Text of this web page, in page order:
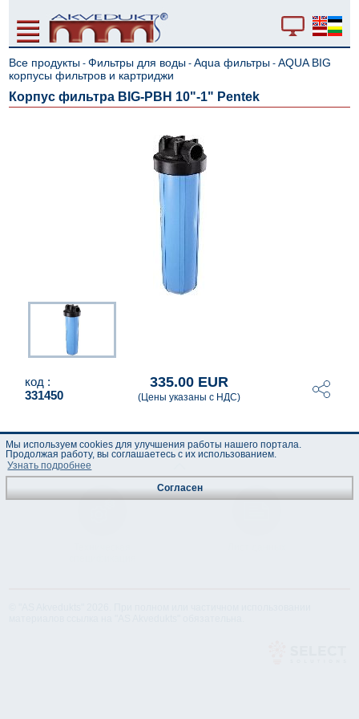
Все продукты -Фильтры для воды -Aqua фильтры -AQUA BIG
корпусы фильтров и картриджи
Корпус фильтра BIG-PBH 10"-1" Pentek
код :
331450
335.00 EUR
(Цены указаны с НДС)
Мы используем cookies для улучшения работы нашего портала.
Продолжая работу, вы соглашаетесь с их использованием.
Узнать подробнее
Согласен